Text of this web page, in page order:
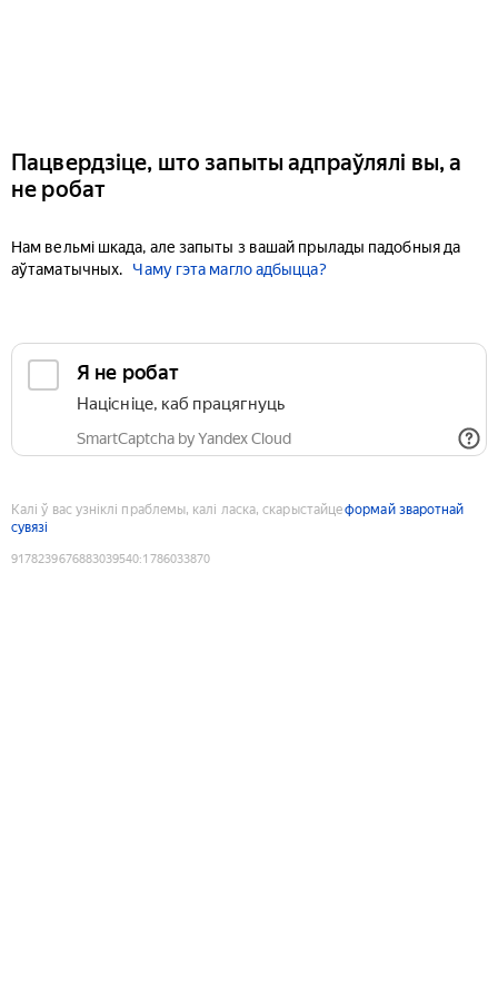
Пацвердзіце, што запыты адпраўлялі вы, а
не робат
Нам вельмі шкада, але запыты з вашай прылады падобныя да
аўтаматычных.
Чаму гэта магло адбыцца?
Я не робат
Націсніце, каб працягнуць
SmartCaptcha by Yandex Cloud
Калі ў вас узніклі праблемы, калі ласка, скарыстайцеформай зваротнай
сувязі
9178239676883039540:1786033870